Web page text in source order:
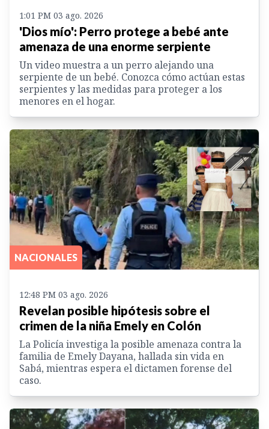
1:01 PM 03 ago. 2026
'Dios mío': Perro protege a bebé ante
amenaza de una enorme serpiente
Un video muestra a un perro alejando una
serpiente de un bebé. Conozca cómo actúan estas
serpientes y las medidas para proteger a los
menores en el hogar.
NACIONALES
12:48 PM 03 ago. 2026
Revelan posible hipótesis sobre el
crimen de la niña Emely en Colón
La Policía investiga la posible amenaza contra la
familia de Emely Dayana, hallada sin vida en
Sabá, mientras espera el dictamen forense del
caso.